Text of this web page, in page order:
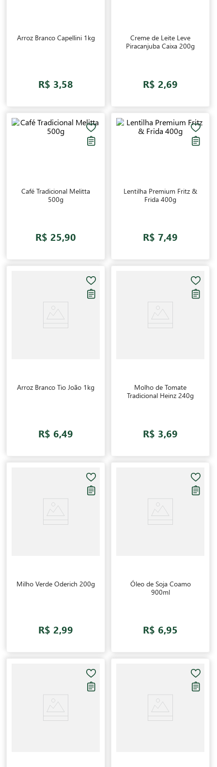
Arroz Branco Capellini 1kg
R$ 3,58
Creme de Leite Leve
Piracanjuba Caixa 200g
R$ 2,69
Café Tradicional Melitta
500g
R$ 25,90
Lentilha Premium Fritz &
Frida 400g
R$ 7,49
Arroz Branco Tio João 1kg
R$ 6,49
Molho de Tomate
Tradicional Heinz 240g
R$ 3,69
Milho Verde Oderich 200g
R$ 2,99
Óleo de Soja Coamo
900ml
R$ 6,95